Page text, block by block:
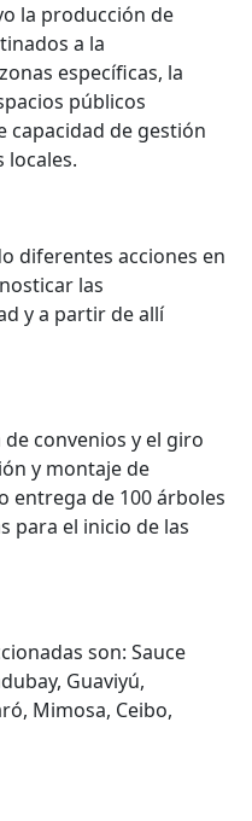
la producción de
a la
específicas, la
públicos
capacidad de gestión
locales.
diferentes acciones en
las
y a partir de allí
convenios y el giro
y montaje de
entrega de 100 árboles
para el inicio de las
son: Sauce
Guaviyú,
Mimosa, Ceibo,